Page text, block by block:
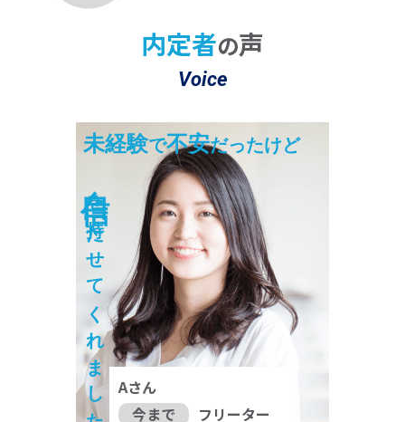
内定者の声
Voice
未経験で不安だったけど
を持たせてくれました！
Aさん
今まで
フリーター